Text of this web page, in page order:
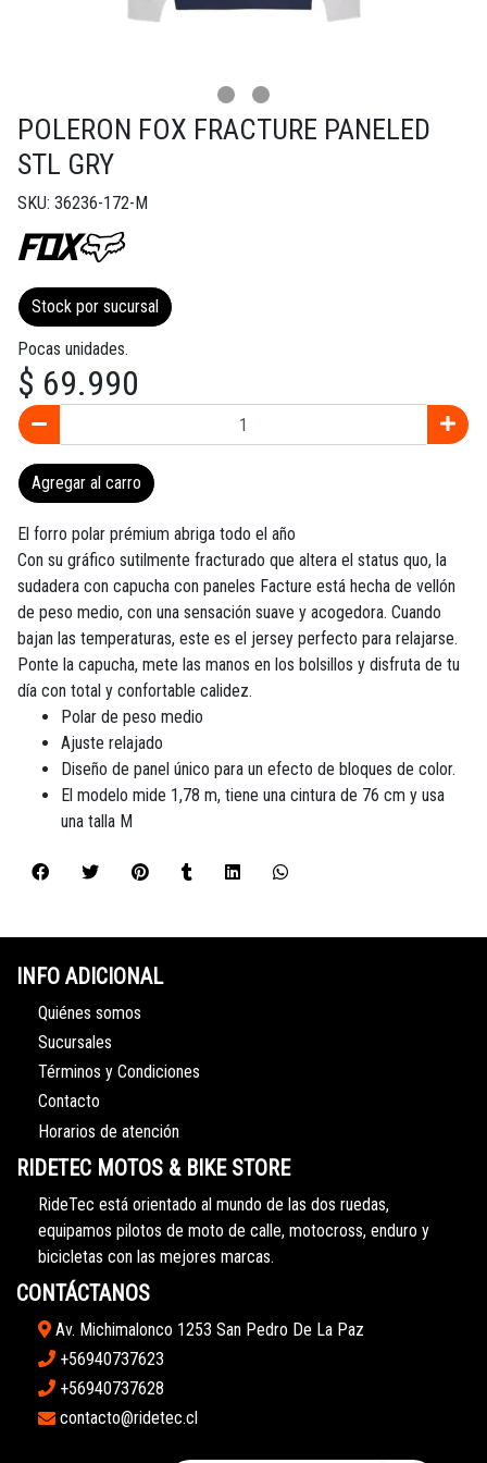
POLERON FOX FRACTURE PANELED
STL GRY
SKU: 36236-172-M
Stock por sucursal
Pocas unidades.
$ 69.990
Agregar al carro
El forro polar prémium abriga todo el año
Con su gráfico sutilmente fracturado que altera el status quo, la
sudadera con capucha con paneles Facture está hecha de vellón
de peso medio, con una sensación suave y acogedora. Cuando
bajan las temperaturas, este es el jersey perfecto para relajarse.
Ponte la capucha, mete las manos en los bolsillos y disfruta de tu
día con total y confortable calidez.
Polar de peso medio
Ajuste relajado
Diseño de panel único para un efecto de bloques de color.
El modelo mide 1,78 m, tiene una cintura de 76 cm y usa
una talla M
INFO ADICIONAL
Quiénes somos
Sucursales
Términos y Condiciones
Contacto
Horarios de atención
RIDETEC MOTOS & BIKE STORE
RideTec está orientado al mundo de las dos ruedas,
equipamos pilotos de moto de calle, motocross, enduro y
bicicletas con las mejores marcas.
CONTÁCTANOS
Av. Michimalonco 1253 San Pedro De La Paz
+56940737623
+56940737628
contacto@ridetec.cl